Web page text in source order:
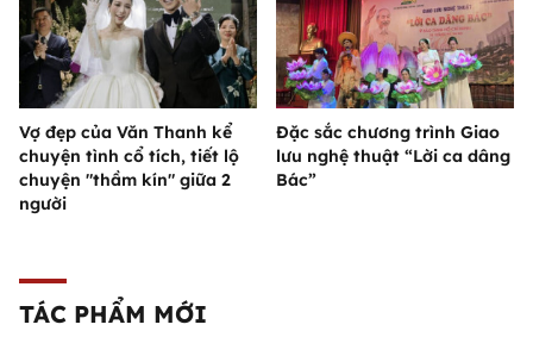
Vợ đẹp của Văn Thanh kể
chuyện tình cổ tích, tiết lộ
chuyện "thầm kín" giữa 2
người
Đặc sắc chương trình Giao
lưu nghệ thuật “Lời ca dâng
Bác”
TÁC PHẨM MỚI